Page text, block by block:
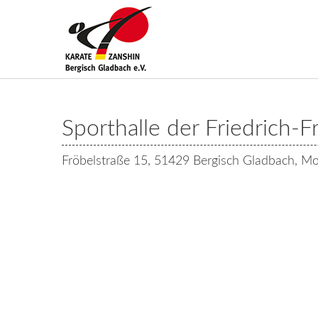
Sporthalle der Friedrich-
Fröbelstraße 15, 51429 Bergisch Gladbach,